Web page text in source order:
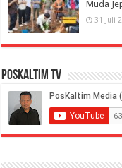
Muda
31 Juli
PosKaltim TV